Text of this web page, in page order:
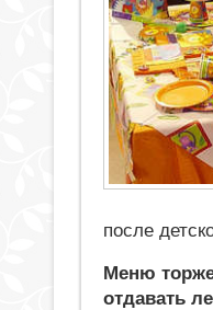
после
Меню
отдавать